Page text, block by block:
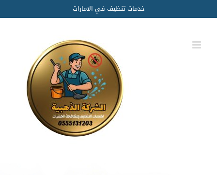
to
content
خدمات تنظيف في الامارات